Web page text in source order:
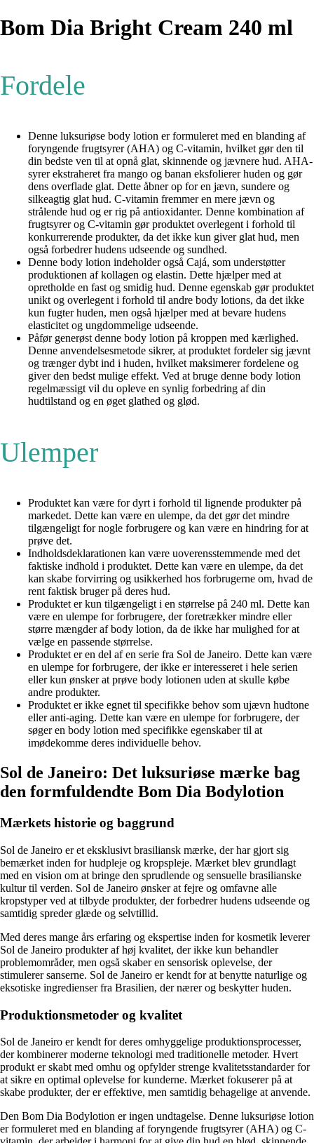
Bom Dia Bright Cream 240 ml
Fordele
Denne luksuriøse body lotion er formuleret med en blanding af
foryngende frugtsyrer (AHA) og C-vitamin, hvilket gør den til
din bedste ven til at opnå glat, skinnende og jævnere hud. AHA-
syrer ekstraheret fra mango og banan eksfolierer huden og gør
dens overflade glat. Dette åbner op for en jævn, sundere og
silkeagtig glat hud. C-vitamin fremmer en mere jævn og
strålende hud og er rig på antioxidanter. Denne kombination af
frugtsyrer og C-vitamin gør produktet overlegent i forhold til
konkurrerende produkter, da det ikke kun giver glat hud, men
også forbedrer hudens udseende og sundhed.
Denne body lotion indeholder også Cajá, som understøtter
produktionen af kollagen og elastin. Dette hjælper med at
opretholde en fast og smidig hud. Denne egenskab gør produktet
unikt og overlegent i forhold til andre body lotions, da det ikke
kun fugter huden, men også hjælper med at bevare hudens
elasticitet og ungdommelige udseende.
Påfør generøst denne body lotion på kroppen med kærlighed.
Denne anvendelsesmetode sikrer, at produktet fordeler sig jævnt
og trænger dybt ind i huden, hvilket maksimerer fordelene og
giver den bedst mulige effekt. Ved at bruge denne body lotion
regelmæssigt vil du opleve en synlig forbedring af din
hudtilstand og en øget glathed og glød.
Ulemper
Produktet kan være for dyrt i forhold til lignende produkter på
markedet. Dette kan være en ulempe, da det gør det mindre
tilgængeligt for nogle forbrugere og kan være en hindring for at
prøve det.
Indholdsdeklarationen kan være uoverensstemmende med det
faktiske indhold i produktet. Dette kan være en ulempe, da det
kan skabe forvirring og usikkerhed hos forbrugerne om, hvad de
rent faktisk bruger på deres hud.
Produktet er kun tilgængeligt i en størrelse på 240 ml. Dette kan
være en ulempe for forbrugere, der foretrækker mindre eller
større mængder af body lotion, da de ikke har mulighed for at
vælge en passende størrelse.
Produktet er en del af en serie fra Sol de Janeiro. Dette kan være
en ulempe for forbrugere, der ikke er interesseret i hele serien
eller kun ønsker at prøve body lotionen uden at skulle købe
andre produkter.
Produktet er ikke egnet til specifikke behov som ujævn hudtone
eller anti-aging. Dette kan være en ulempe for forbrugere, der
søger en body lotion med specifikke egenskaber til at
imødekomme deres individuelle behov.
Sol de Janeiro: Det luksuriøse mærke bag
den formfuldendte Bom Dia Bodylotion
Mærkets historie og baggrund
Sol de Janeiro er et eksklusivt brasiliansk mærke, der har gjort sig
bemærket inden for hudpleje og kropspleje. Mærket blev grundlagt
med en vision om at bringe den sprudlende og sensuelle brasilianske
kultur til verden. Sol de Janeiro ønsker at fejre og omfavne alle
kropstyper ved at tilbyde produkter, der forbedrer hudens udseende og
samtidig spreder glæde og selvtillid.
Med deres mange års erfaring og ekspertise inden for kosmetik leverer
Sol de Janeiro produkter af høj kvalitet, der ikke kun behandler
problemområder, men også skaber en sensorisk oplevelse, der
stimulerer sanserne. Sol de Janeiro er kendt for at benytte naturlige og
eksotiske ingredienser fra Brasilien, der nærer og beskytter huden.
Produktionsmetoder og kvalitet
Sol de Janeiro er kendt for deres omhyggelige produktionsprocesser,
der kombinerer moderne teknologi med traditionelle metoder. Hvert
produkt er skabt med omhu og opfylder strenge kvalitetsstandarder for
at sikre en optimal oplevelse for kunderne. Mærket fokuserer på at
skabe produkter, der er effektive, men samtidig behagelige at anvende.
Den Bom Dia Bodylotion er ingen undtagelse. Denne luksuriøse lotion
er formuleret med en blanding af foryngende frugtsyrer (AHA) og C-